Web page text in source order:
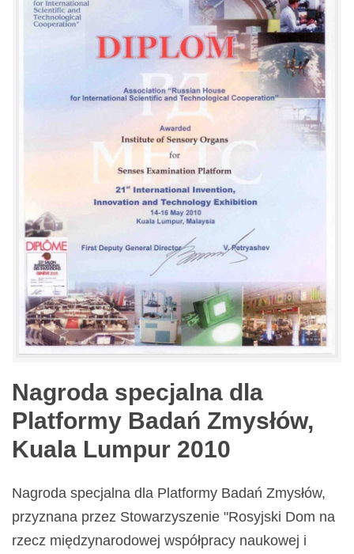
Nagroda specjalna dla
Platformy Badań Zmysłów,
Kuala Lumpur 2010
Nagroda specjalna dla Platformy Badań Zmysłów,
przyznana przez Stowarzyszenie "Rosyjski Dom na
rzecz międzynarodowej współpracy naukowej i